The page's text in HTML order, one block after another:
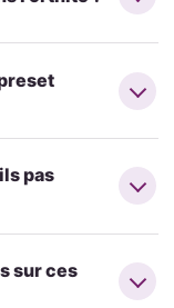
pas
sur ces